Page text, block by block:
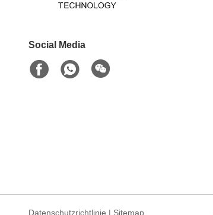
Social Media
Datenschutzrichtlinie | Sitemap